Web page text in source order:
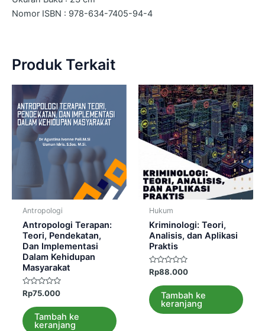
Nomor ISBN : 978-634-7405-94-4
Produk Terkait
Antropologi
Antropologi Terapan:
Teori, Pendekatan,
Dan Implementasi
Dalam Kehidupan
Masyarakat
Dinilai
0
dari
5
Rp75.000
Tambah ke
keranjang
Hukum
Kriminologi: Teori,
Analisis, dan Aplikasi
Praktis
Dinilai
0
dari
5
Rp88.000
Tambah ke
keranjang